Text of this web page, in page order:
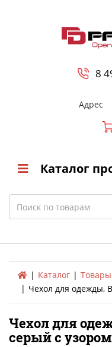
8
Адрес
Каталог
Search
Каталог
Чехол для одежды,
Чехол для
серый с узором